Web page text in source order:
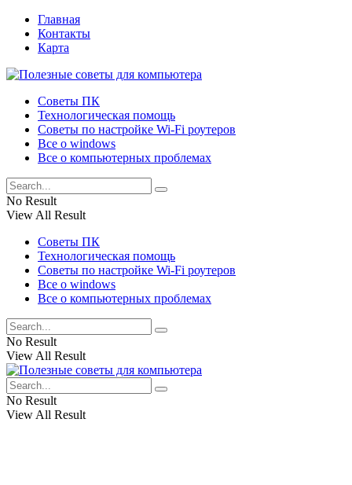
Главная
Контакты
Карта
Советы ПК
Технологическая помощь
Советы по настройке Wi-Fi роутеров
Все о windows
Все о компьютерных проблемах
No Result
View All Result
Советы ПК
Технологическая помощь
Советы по настройке Wi-Fi роутеров
Все о windows
Все о компьютерных проблемах
No Result
View All Result
No Result
View All Result